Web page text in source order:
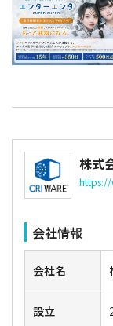
株式
会社情報
会社名
設立